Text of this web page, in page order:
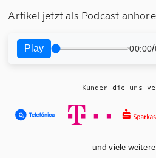
Artikel jetzt als Podcast
Play 00:00/
Kunden die uns
und viele